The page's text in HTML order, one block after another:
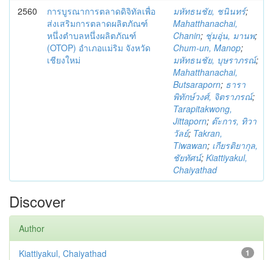
2560
การบูรณาการตลาดดิจิทัลเพื่อ
ส่งเสริมการตลาดผลิตภัณฑ์
หนึ่งตำบลหนึ่งผลิตภัณฑ์
(OTOP) อำเภอแม่ริม จังหวัด
เชียงใหม่
มหัทธนชัย, ชนินทร์;
Mahatthanachai,
Chanin; ชุ่มอุ่น, มานพ;
Chum-un, Manop;
มหัทธนชัย, บุษราภรณ์;
Mahatthanachai,
Butsaraporn; ธารา
พิทักษ์วงศ์, จิตราภรณ์;
Tarapitakwong,
Jittaporn; ต๊ะการ, ทิวา
วัลย์; Takran,
Tiwawan; เกียรติยากุล,
ชัยทัศน์; Kiattiyakul,
Chaiyathad
Discover
Author
1
Kiattiyakul, Chaiyathad